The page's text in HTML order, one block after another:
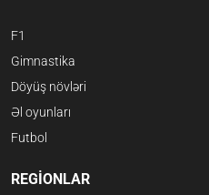
F1
Gimnastika
Döyüş növləri
Əl oyunları
Futbol
REGİONLAR